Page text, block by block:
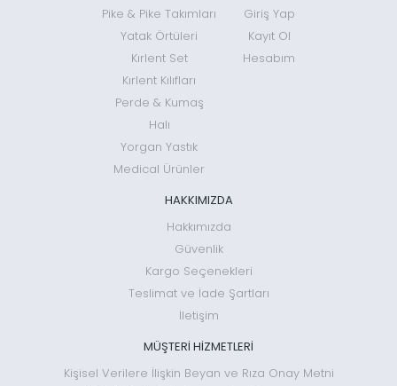
Pike & Pike Takımları
Yatak Örtüleri
Kırlent Set
Kırlent Kılıfları
Perde & Kumaş
Halı
Yorgan Yastık
Medical Ürünler
Giriş Yap
Kayıt Ol
Hesabım
HAKKIMIZDA
Hakkımızda
Güvenlik
Kargo Seçenekleri
Teslimat ve İade Şartları
İletişim
MÜŞTERİ HİZMETLERİ
Kişisel Verilere İlişkin Beyan ve Rıza Onay Metni